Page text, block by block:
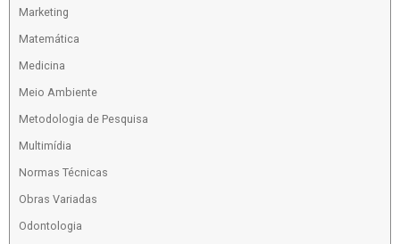
Marketing
Matemática
Medicina
Meio Ambiente
Metodologia de Pesquisa
Multimídia
Normas Técnicas
Obras Variadas
Odontologia